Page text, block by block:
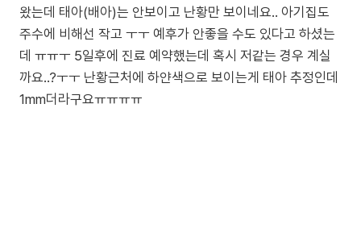
왔는데 태아(배아)는 안보이고 난황만 보이네요.. 아기집도
주수에 비해선 작고 ㅜㅜ 예후가 안좋을 수도 있다고 하셨는
데 ㅠㅠㅜ 5일후에 진료 예약했는데 혹시 저같는 경우 계실
까요..?ㅜㅜ 난황근처에 하얀색으로 보이는게 태아 추정인데
1mm더라구요ㅠㅠㅠㅠ